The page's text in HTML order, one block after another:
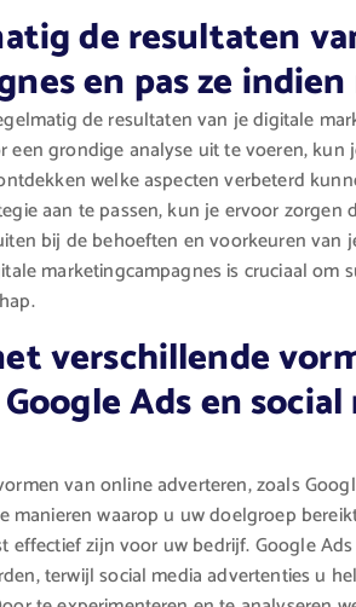
de resultaten
en pas ze
de resultaten van je digitale
een grondige analyse uit te voeren, kun
welke aspecten verbeterd
aan te passen, kun je ervoor zorgen
bij de behoeften en voorkeuren van
marketingcampagnes is cruciaal om
verschillende
Ads en
van online adverteren, zoals
manieren waarop u uw doelgroep
effectief zijn voor uw bedrijf. Google
terwijl social media advertenties u